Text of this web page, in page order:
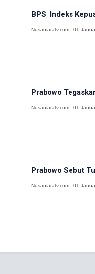
BPS: Indeks
Nusantaratv.com - 01
Prabowo
Nusantaratv.com - 01
Prabowo Sebut
Nusantaratv.com - 01